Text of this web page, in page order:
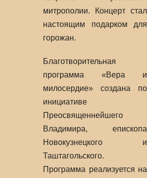
митрополии. Концерт стал
настоящим подарком для
горожан.
Благотворительная
программа «Вера и
милосердие» создана по
инициативе
Преосвященнейшего
Владимира, епископа
Новокузнецкого и
Таштагольского.
Программа реализуется на